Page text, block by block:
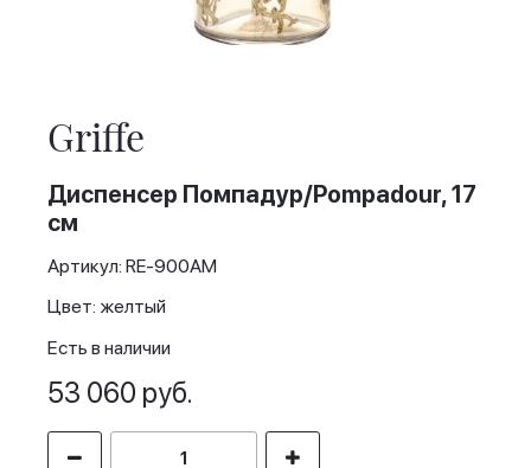
beginning
of
the
images
gallery
Griffe
Диспенсер Помпадур/Pompadour, 17
см
Артикул: RE-900AM
Цвет: желтый
Есть в наличии
53 060 руб.